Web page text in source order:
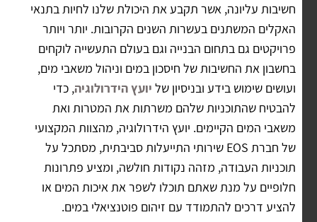
חשיבות עליונה, אשר תקבע את היכולת שלנו לחיות בתנאי
האקלים המשתנים בעשרות השנים הקרובות. יותר ויותר
פרויקטים גם בתחום הבנייה וגם בעולם התעשייה לוקחים
בחשבון את החשיבות של חיסכון במים וניהול משאבי מים,
ועושים שימוש בידע ובניסיון שליועץ הידרולוגיה, כדי
להבטיח שהתוכניות שלהם משרתות את המטרות ואת
משאבי המים הקיימים. יועץ הידרולוגיה, מהצוות המקצועי
של חברת EOS שירותי התייעלות סביבתית, מסתכל על
תוכניות העבודה, מזהה נקודות חולשה, ומציע פתרונות
חלופיים על מנת שאתם תוכלו לשפר את איכות המים או
להציע דרכים להתמודד עם זיהום פוטנציאלי במים.